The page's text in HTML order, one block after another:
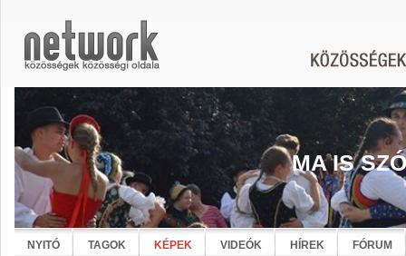
MA IS
NYITÓ TAGOK KÉPEK VIDEÓK HÍREK FÓRUM